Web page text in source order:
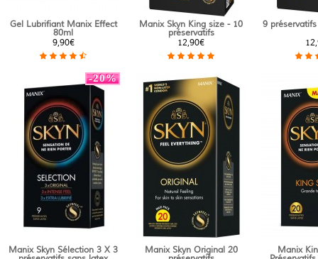
Gel Lubrifiant Manix Effect
80ml
9,90€
Manix Skyn King size - 10
préservatifs
12,90€
9
-20%
Manix Skyn Sélection 3 X 3
Manix Skyn Original 20
Manix